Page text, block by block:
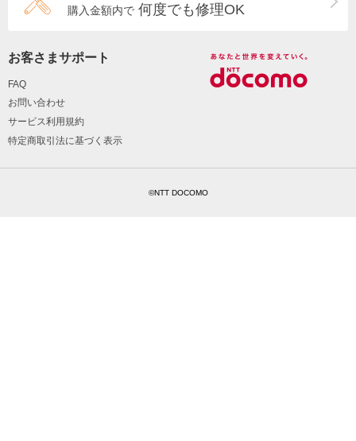
購入金額内で 何度でも修理OK
お客さまサポート
FAQ
お問い合わせ
サービス利用規約
特定商取引法に基づく表示
©NTT DOCOMO